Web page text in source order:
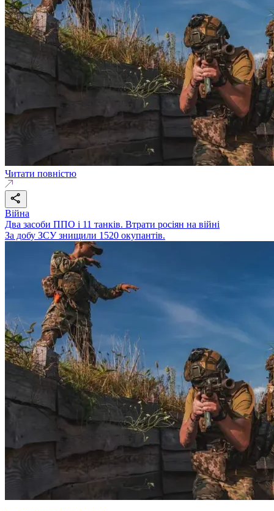
Читати повністю
Війна
Два засоби ППО і 11 танків. Втрати росіян на війні
За добу ЗСУ знищили 1520 окупантів.